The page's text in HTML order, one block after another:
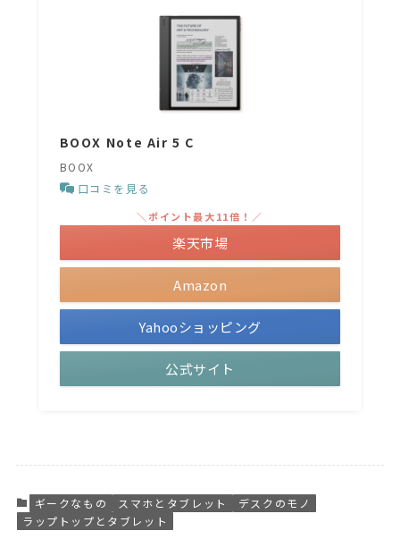
BOOX Note Air 5 C
BOOX
口コミを見る
Amazon
＼ポイント最大11倍！／
楽天市場
Yahooショッピング
公式サイト
ギークなもの スマホとタブレット
デスクのモノ
ラップトップとタブレット